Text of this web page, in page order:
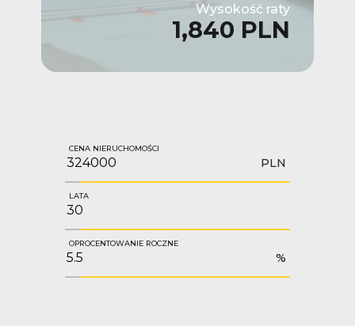
Wysokość raty
1,840 PLN
CENA NIERUCHOMOŚCI
PLN
LATA
OPROCENTOWANIE ROCZNE
%